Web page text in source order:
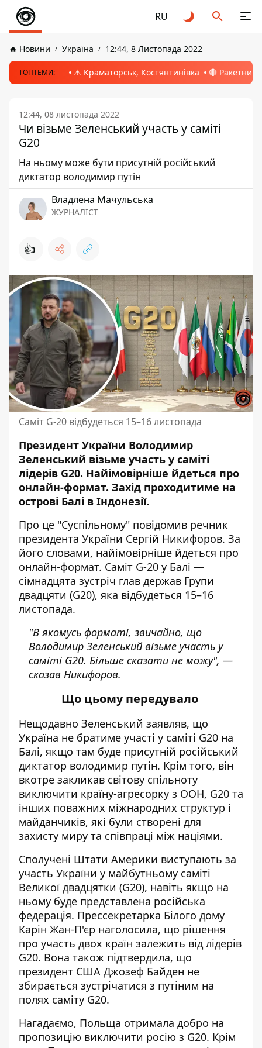
RU
Новини Україна 12:44, 8 Листопада 2022
ТОПТЕМИ: ⚠️ Краматорськ, Костянтинівка 🔴 Ракетний
12:44, 08 листопада 2022
Чи візьме Зеленський участь у саміті
G20
На ньому може бути присутній російський
диктатор володимир путін
Владлена Мачульська
ЖУРНАЛІСТ
👍
Саміт G-20 відбудеться 15–16 листопада
Президент України Володимир
Зеленський візьме участь у саміті
лідерів G20. Найімовірніше йдеться про
онлайн-формат. Захід проходитиме на
острові Балі в Індонезії.
Про це "Суспільному" повідомив речник
президента України Сергій Никифоров. За
його словами, найімовірніше йдеться про
онлайн-формат. Саміт G-20 у Балі —
сімнадцята зустріч глав держав Групи
двадцяти (G20), яка відбудеться 15–16
листопада.
"В якомусь форматі, звичайно, що
Володимир Зеленський візьме участь у
саміті G20. Більше сказати не можу", —
сказав Никифоров.
Що цьому передувало
Нещодавно Зеленський заявляв, що
Україна не братиме участі у саміті G20 на
Балі, якщо там буде присутній російський
диктатор володимир путін. Крім того, він
вкотре закликав світову спільноту
виключити країну-агресорку з ООН, G20 та
інших поважних міжнародних структур і
майданчиків, які були створені для
захисту миру та співпраці між націями.
Сполучені Штати Америки виступають за
участь України у майбутньому саміті
Великої двадцятки (G20), навіть якщо на
ньому буде представлена російська
федерація. Прессекретарка Білого дому
Карін Жан-П'єр наголосила, що рішення
про участь двох країн залежить від лідерів
G20. Вона також підтвердила, що
президент США Джозеф Байден не
збирається зустрічатися з путіним на
полях саміту G20.
Нагадаємо, Польща отримала добро на
пропозицію виключити росію з G20. Крім